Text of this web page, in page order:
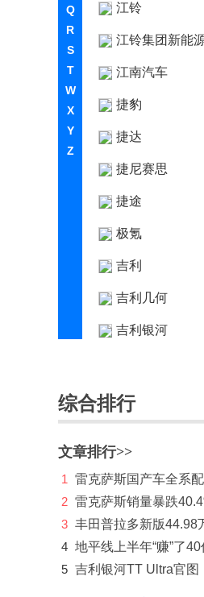
Q
R
S
T
W
X
Y
Z
江铃
江铃集团新能
江南汽车
捷豹
捷达
捷尼赛思
捷途
极氪
吉利
吉利几何
吉利银河
极石
K
凯迪拉克
L
兰博基尼
综合排行
文章排行>>
1
雷克萨斯国产车全系
2 雷克萨斯销量暴跌
3 丰田普拉多新版44.98
4 地平线上半年“赚”了40
5 吉利银河TT Ultra官图